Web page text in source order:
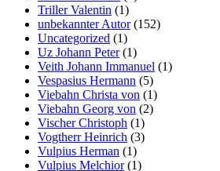
Triller Valentin (1)
unbekannter Autor(152)
Uncategorized (1)
Uz Johann Peter(1)
Veith Johann Immanuel (1)
Vespasius Hermann (5)
Viebahn Christa von (1)
Viebahn Georg von (2)
Vischer Christoph (1)
Vogtherr Heinrich (3)
Vulpius Herman (1)
Vulpius Melchior(1)